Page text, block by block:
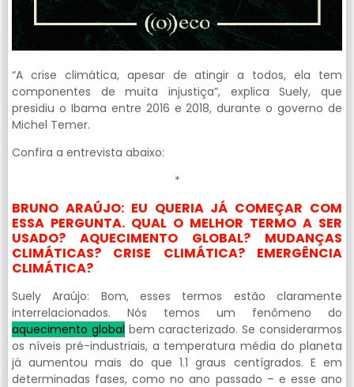
“A crise climática, apesar de atingir a todos, ela tem
componentes de muita injustiça”, explica Suely, que
presidiu o Ibama entre 2016 e 2018, durante o governo de
Michel Temer.
Confira a entrevista abaixo:
*
BRUNO ARAÚJO: EU QUERIA JÁ COMEÇAR COM
ESSA PERGUNTA. QUAL O MELHOR TERMO A SER
USADO? AQUECIMENTO GLOBAL? MUDANÇAS
CLIMÁTICAS? CRISE CLIMÁTICA? EMERGÊNCIA
CLIMÁTICA?
Suely Araújo: Bom, esses termos estão claramente
interrelacionados. Nós temos um fenômeno do
aquecimento global bem caracterizado. Se considerarmos
os níveis pré-industriais, a temperatura média do planeta
já aumentou mais do que 1.1 graus centígrados. E em
determinadas fases, como no ano passado – e esse ano